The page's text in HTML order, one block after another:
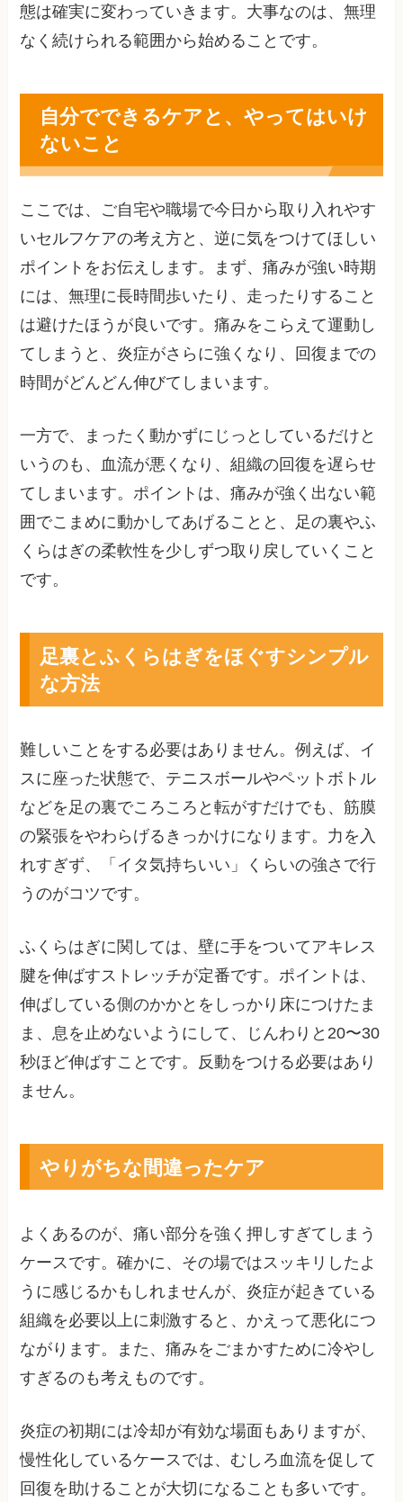
態は確実に変わっていきます。大事なのは、無理
なく続けられる範囲から始めることです。
自分でできるケアと、やってはいけ
ないこと
ここでは、ご自宅や職場で今日から取り入れやす
いセルフケアの考え方と、逆に気をつけてほしい
ポイントをお伝えします。まず、痛みが強い時期
には、無理に長時間歩いたり、走ったりすること
は避けたほうが良いです。痛みをこらえて運動し
てしまうと、炎症がさらに強くなり、回復までの
時間がどんどん伸びてしまいます。
一方で、まったく動かずにじっとしているだけと
いうのも、血流が悪くなり、組織の回復を遅らせ
てしまいます。ポイントは、痛みが強く出ない範
囲でこまめに動かしてあげることと、足の裏やふ
くらはぎの柔軟性を少しずつ取り戻していくこと
です。
足裏とふくらはぎをほぐすシンプル
な方法
難しいことをする必要はありません。例えば、イ
スに座った状態で、テニスボールやペットボトル
などを足の裏でころころと転がすだけでも、筋膜
の緊張をやわらげるきっかけになります。力を入
れすぎず、「イタ気持ちいい」くらいの強さで行
うのがコツです。
ふくらはぎに関しては、壁に手をついてアキレス
腱を伸ばすストレッチが定番です。ポイントは、
伸ばしている側のかかとをしっかり床につけたま
ま、息を止めないようにして、じんわりと20〜30
秒ほど伸ばすことです。反動をつける必要はあり
ません。
やりがちな間違ったケア
よくあるのが、痛い部分を強く押しすぎてしまう
ケースです。確かに、その場ではスッキリしたよ
うに感じるかもしれませんが、炎症が起きている
組織を必要以上に刺激すると、かえって悪化につ
ながります。また、痛みをごまかすために冷やし
すぎるのも考えものです。
炎症の初期には冷却が有効な場面もありますが、
慢性化しているケースでは、むしろ血流を促して
回復を助けることが大切になることも多いです。